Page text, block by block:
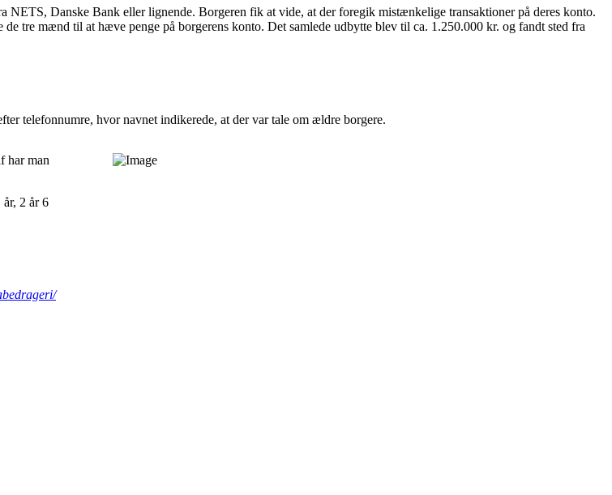
Danske Bank eller lignende. Borgeren fik at vide, at der foregik mistænkelige transaktioner på deres konto.
tre mænd til at hæve penge på borgerens konto. Det samlede udbytte blev til ca. 1.250.000 kr. og fandt sted fra
telefonnumre, hvor navnet indikerede, at der var tale om ældre borgere.
har man
2 år 6